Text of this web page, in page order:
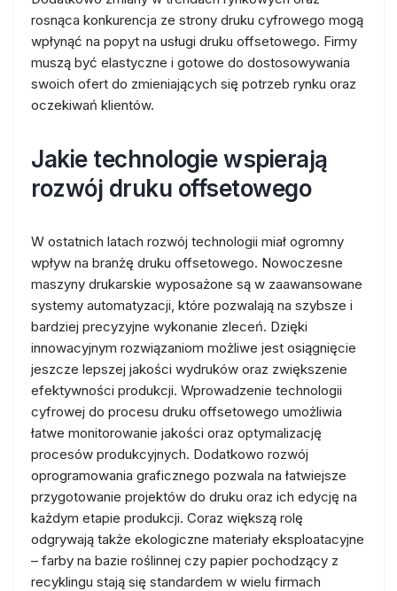
rosnąca konkurencja ze strony druku cyfrowego mogą
wpłynąć na popyt na usługi druku offsetowego. Firmy
muszą być elastyczne i gotowe do dostosowywania
swoich ofert do zmieniających się potrzeb rynku oraz
oczekiwań klientów.
Jakie technologie wspierają
rozwój druku offsetowego
W ostatnich latach rozwój technologii miał ogromny
wpływ na branżę druku offsetowego. Nowoczesne
maszyny drukarskie wyposażone są w zaawansowane
systemy automatyzacji, które pozwalają na szybsze i
bardziej precyzyjne wykonanie zleceń. Dzięki
innowacyjnym rozwiązaniom możliwe jest osiągnięcie
jeszcze lepszej jakości wydruków oraz zwiększenie
efektywności produkcji. Wprowadzenie technologii
cyfrowej do procesu druku offsetowego umożliwia
łatwe monitorowanie jakości oraz optymalizację
procesów produkcyjnych. Dodatkowo rozwój
oprogramowania graficznego pozwala na łatwiejsze
przygotowanie projektów do druku oraz ich edycję na
każdym etapie produkcji. Coraz większą rolę
odgrywają także ekologiczne materiały eksploatacyjne
– farby na bazie roślinnej czy papier pochodzący z
recyklingu stają się standardem w wielu firmach